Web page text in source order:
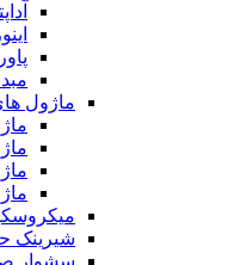
ماژول
شیرینک
سشوار